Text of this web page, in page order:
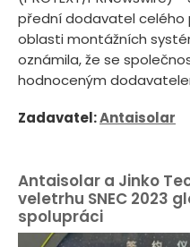
přední dodavatel celého
oblasti montážních
oznámila, že se
hodnoceným
Zadavatel:Antaisolar
Antaisolar a Jinko
veletrhu SNEC 2023
spolupráci